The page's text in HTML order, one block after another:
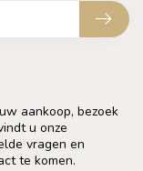
aankoop, bezoek
u onze
vragen en
te komen.